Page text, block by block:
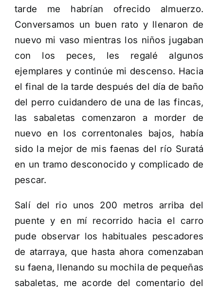
tarde me habrían ofrecido almuerzo.
Conversamos un buen rato y llenaron de
nuevo mi vaso mientras los niños jugaban
con los peces, les regalé algunos
ejemplares y continúe mi descenso. Hacia
el final de la tarde después del día de baño
del perro cuidandero de una de las fincas,
las sabaletas comenzaron a morder de
nuevo en los correntonales bajos, había
sido la mejor de mis faenas del río Suratá
en un tramo desconocido y complicado de
pescar.
Salí del rio unos 200 metros arriba del
puente y en mí recorrido hacia el carro
pude observar los habituales pescadores
de atarraya, que hasta ahora comenzaban
su faena, llenando su mochila de pequeñas
sabaletas, me acorde del comentario del